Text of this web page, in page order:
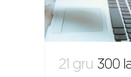
21 gru 300